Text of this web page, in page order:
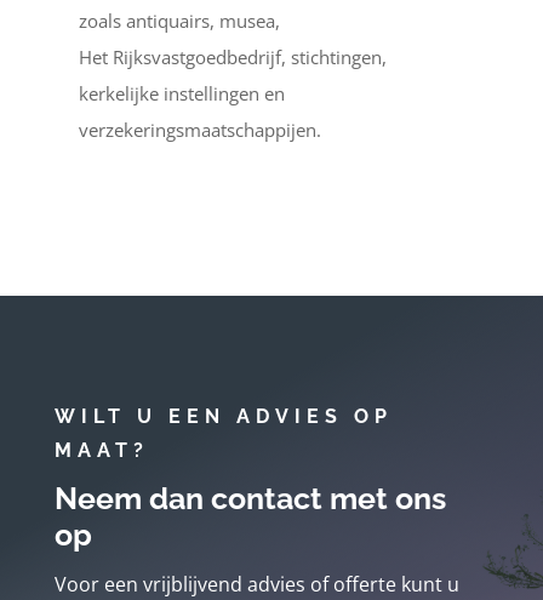
zoals antiquairs, musea,
Het Rijksvastgoedbedrijf, stichtingen,
kerkelijke instellingen en
verzekeringsmaatschappijen.
WILT U EEN ADVIES OP
MAAT?
Neem dan contact met ons
op
Voor een vrijblijvend advies of offerte kunt u